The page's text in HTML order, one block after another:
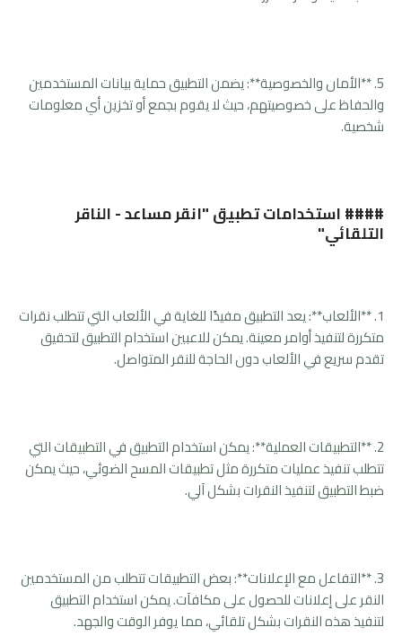
5. **الأمان والخصوصية**: يضمن التطبيق حماية بيانات المستخدمين
والحفاظ على خصوصيتهم، حيث لا يقوم بجمع أو تخزين أي معلومات
شخصية.
#### استخدامات تطبيق "انقر مساعد - الناقر
التلقائي"
1. **الألعاب**: يعد التطبيق مفيدًا للغاية في الألعاب التي تتطلب نقرات
متكررة لتنفيذ أوامر معينة. يمكن للاعبين استخدام التطبيق لتحقيق
تقدم سريع في الألعاب دون الحاجة للنقر المتواصل.
2. **التطبيقات العملية**: يمكن استخدام التطبيق في التطبيقات التي
تتطلب تنفيذ عمليات متكررة مثل تطبيقات المسح الضوئي، حيث يمكن
ضبط التطبيق لتنفيذ النقرات بشكل آلي.
3. **التفاعل مع الإعلانات**: بعض التطبيقات تتطلب من المستخدمين
النقر على إعلانات للحصول على مكافآت. يمكن استخدام التطبيق
لتنفيذ هذه النقرات بشكل تلقائي، مما يوفر الوقت والجهد.